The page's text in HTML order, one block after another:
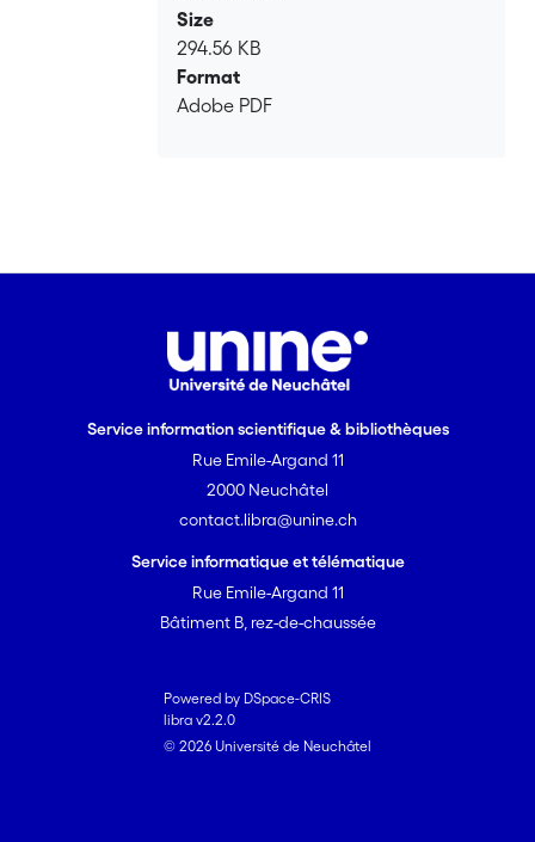
Size
294.56 KB
Format
Adobe PDF
Service information scientifique & bibliothèques
Rue Emile-Argand 11
2000 Neuchâtel
contact.libra@unine.ch
Service informatique et télématique
Rue Emile-Argand 11
Bâtiment B, rez-de-chaussée
Powered by DSpace-CRIS
libra v2.2.0
© 2026 Université de Neuchâtel